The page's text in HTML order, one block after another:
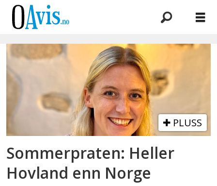
Emne:
caroline
sponheim
PLUSS
Sommerpraten: Heller
Hovland enn Norge